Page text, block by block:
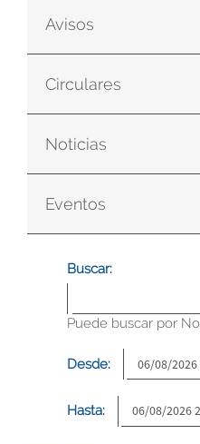
Avisos
Circulares
Noticias
Eventos
Buscar:
Puede buscar por
Desde:
Hasta: